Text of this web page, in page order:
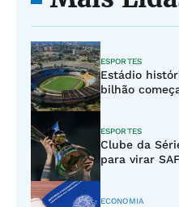
ESPORTES
Estádio
bilhão
ESPORTES
Clube da
para virar
ECONOMIA